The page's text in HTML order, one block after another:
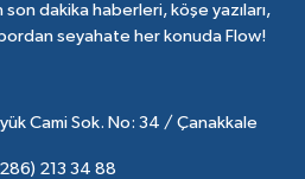
dakika haberleri, köşe yazıları,
seyahate her konuda Flow!
Cami Sok. No: 34 / Çanakkale
213 34 88